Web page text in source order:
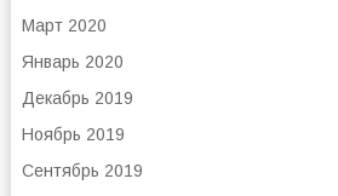
Март 2020
Январь 2020
Декабрь 2019
Ноябрь 2019
Сентябрь 2019